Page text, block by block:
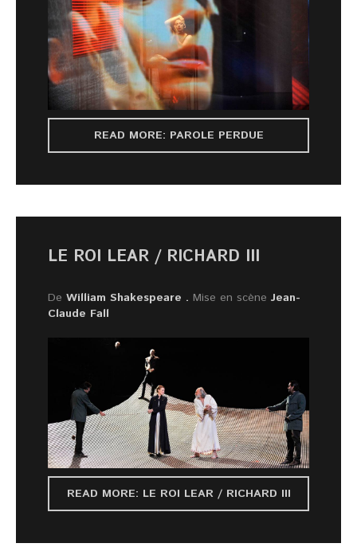
READ MORE: PAROLE PERDUE
LE ROI LEAR / RICHARD III
De William Shakespeare . Mise en scène Jean-
Claude Fall
READ MORE: LE ROI LEAR / RICHARD III